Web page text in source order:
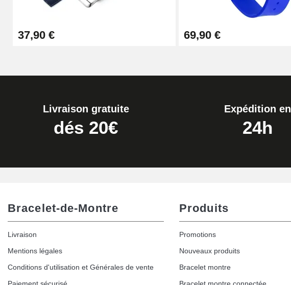
37,90 € 69,90 €
Livraison gratuite
dés 20€
Expédition en
24h
Bracelet-de-Montre
Livraison
Mentions légales
Conditions d'utilisation et Générales de vente
Produits
Promotions
Nouveaux produits
Bracelet montre